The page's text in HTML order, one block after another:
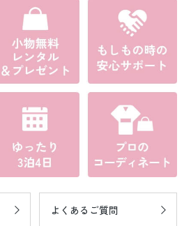
よくあるご質問